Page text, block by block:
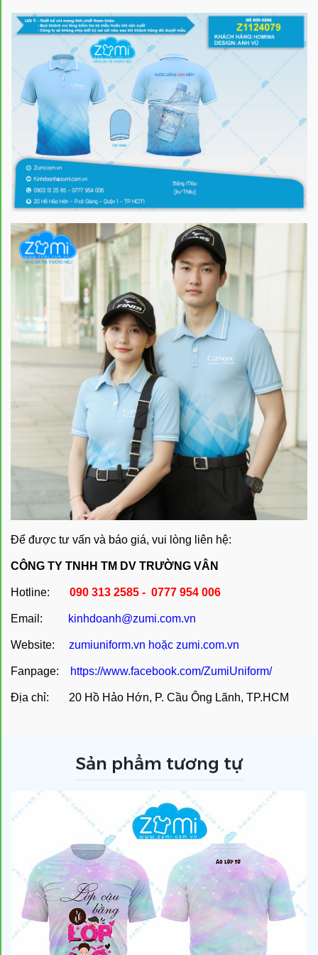
Để được tư vấn và báo giá, vui lòng liên hệ:
CÔNG TY TNHH TM DV TRƯỜNG VÂN
Hotline: 090 313 2585 - 0777 954 006
Email: kinhdoanh@zumi.com.vn
Website: zumiuniform.vn hoặc zumi.com.vn
Fanpage: https://www.facebook.com/ZumiUniform/
Địa chỉ: 20 Hồ Hảo Hớn, P. Cầu Ông Lãnh, TP.HCM
Sản phẩm tương tự